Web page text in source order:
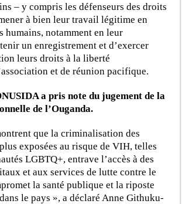
– y compris les défenseurs des droits
à bien leur travail légitime en
humains, notamment en leur
un enregistrement et d’exercer
leurs droits à la liberté
et de réunion pacifique.
a pris note du jugement de la
de l’Ouganda.
que la criminalisation des
exposées au risque de VIH, telles
LGBTQ+, entrave l’accès à des
et aux services de lutte contre le
la santé publique et la riposte
le pays », a déclaré Anne Githuku-